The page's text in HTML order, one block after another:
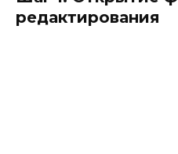
редактирования